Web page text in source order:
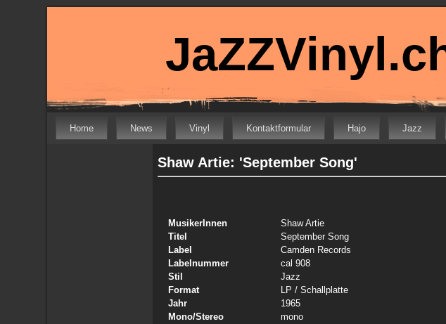
Home News Vinyl Kontaktformular Hajo Jazz
Shaw Artie: 'September Song'
MusikerInnen
Shaw Artie
Titel
September Song
Label
Camden Records
Labelnummer
cal 908
Stil
Jazz
Format
LP / Schallplatte
Jahr
1965
Mono/Stereo
mono